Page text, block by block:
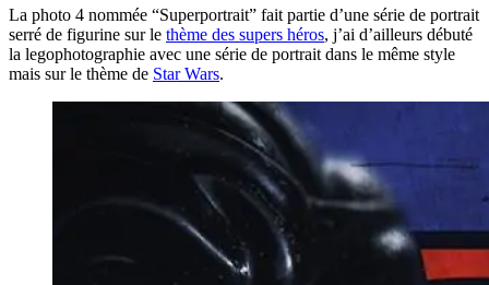
La photo 4 nommée “Superportrait” fait partie d’une série de portrait
serré de figurine sur le thème des supers héros, j’ai d’ailleurs débuté
la legophotographie avec une série de portrait dans le même style
mais sur le thème de Star Wars.